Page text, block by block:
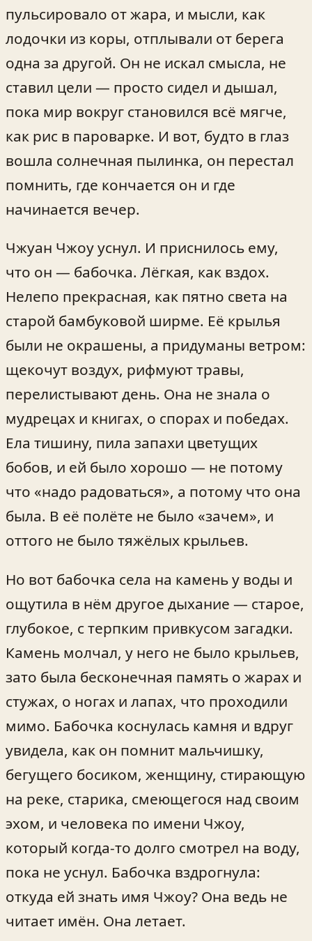
пульсировало от жара, и мысли, как
лодочки из коры, отплывали от берега
одна за другой. Он не искал смысла, не
ставил цели — просто сидел и дышал,
пока мир вокруг становился всё мягче,
как рис в пароварке. И вот, будто в глаз
вошла солнечная пылинка, он перестал
помнить, где кончается он и где
начинается вечер.
Чжуан Чжоу уснул. И приснилось ему,
что он — бабочка. Лёгкая, как вздох.
Нелепо прекрасная, как пятно света на
старой бамбуковой ширме. Её крылья
были не окрашены, а придуманы ветром:
щекочут воздух, рифмуют травы,
перелистывают день. Она не знала о
мудрецах и книгах, о спорах и победах.
Ела тишину, пила запахи цветущих
бобов, и ей было хорошо — не потому
что «надо радоваться», а потому что она
была. В её полёте не было «зачем», и
оттого не было тяжёлых крыльев.
Но вот бабочка села на камень у воды и
ощутила в нём другое дыхание — старое,
глубокое, с терпким привкусом загадки.
Камень молчал, у него не было крыльев,
зато была бесконечная память о жарах и
стужах, о ногах и лапах, что проходили
мимо. Бабочка коснулась камня и вдруг
увидела, как он помнит мальчишку,
бегущего босиком, женщину, стирающую
на реке, старика, смеющегося над своим
эхом, и человека по имени Чжоу,
который когда-то долго смотрел на воду,
пока не уснул. Бабочка вздрогнула:
откуда ей знать имя Чжоу? Она ведь не
читает имён. Она летает.